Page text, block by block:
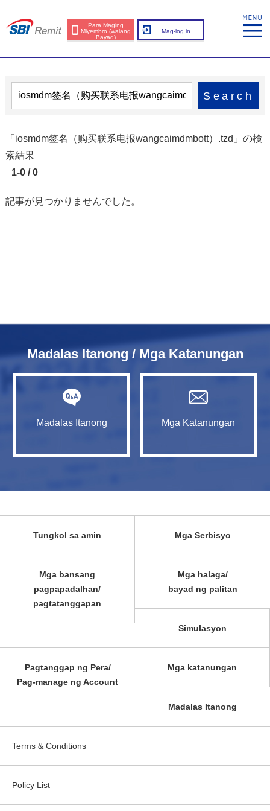
Para Maging
Miyembro (walang
Bayad)
Mag-log in
Search
「iosmdm签名（购买联系电报wangcaimdmbott）.tzd」の検
索結果
1-0 / 0
記事が見つかりませんでした。
Madalas Itanong / Mga Katanungan
Madalas Itanong Mga Katanungan
Tungkol sa amin Mga Serbisyo
Mga bansang
pagpapadalhan/
pagtatanggapan
Mga halaga/
bayad ng palitan
Simulasyon
Pagtanggap ng Pera/
Pag-manage ng Account
Mga katanungan
Madalas Itanong
Terms & Conditions
Policy List